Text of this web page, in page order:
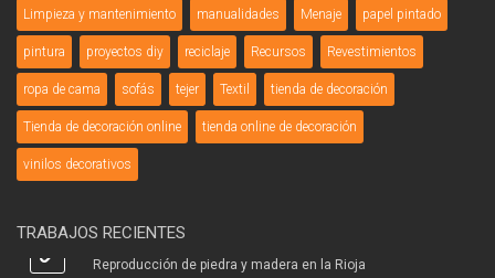
Limpieza y mantenimiento manualidades Menaje papel pintado
pintura proyectos diy reciclaje Recursos Revestimientos
ropa de cama sofás tejer Textil tienda de decoración
Tienda de decoración online tienda online de decoración
vinilos decorativos
TRABAJOS RECIENTES
Reproducción de piedra y madera en la Rioja